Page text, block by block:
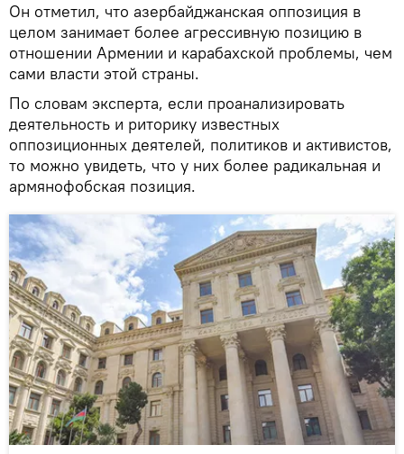
Он отметил, что азербайджанская оппозиция в
целом занимает более агрессивную позицию в
отношении Армении и карабахской проблемы, чем
сами власти этой страны.
По словам эксперта, если проанализировать
деятельность и риторику известных
оппозиционных деятелей, политиков и активистов,
то можно увидеть, что у них более радикальная и
армянофобская позиция.